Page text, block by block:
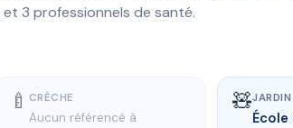
3 professionnels de santé.
🍼 CRÈCHE
Aucun référencé à
🧸